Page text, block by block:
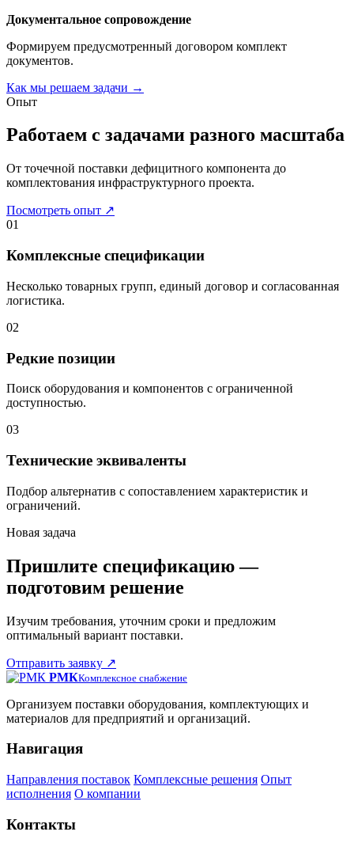
Документальное сопровождение
Формируем предусмотренный договором комплект
документов.
Как мы решаем задачи →
Опыт
Работаем с задачами разного масштаба
От точечной поставки дефицитного компонента до
комплектования инфраструктурного проекта.
Посмотреть опыт ↗
01
Комплексные спецификации
Несколько товарных групп, единый договор и согласованная
логистика.
02
Редкие позиции
Поиск оборудования и компонентов с ограниченной
доступностью.
03
Технические эквиваленты
Подбор альтернатив с сопоставлением характеристик и
ограничений.
Новая задача
Пришлите спецификацию —
подготовим решение
Изучим требования, уточним сроки и предложим
оптимальный вариант поставки.
Отправить заявку ↗
РМККомплексное снабжение
Организуем поставки оборудования, комплектующих и
материалов для предприятий и организаций.
Навигация
Направления поставок Комплексные решения Опыт
исполнения О компании
Контакты